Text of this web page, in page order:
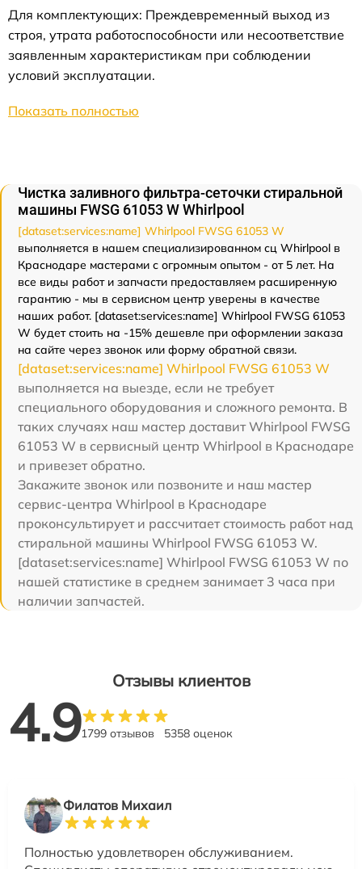
Для комплектующих: Преждевременный выход из
строя, утрата работоспособности или несоответствие
заявленным характеристикам при соблюдении
условий эксплуатации.
Показать полностью
Чистка заливного фильтра-сеточки стиральной
машины FWSG 61053 W Whirlpool
[dataset:services:name] Whirlpool FWSG 61053 W
выполняется в нашем специализированном сц Whirlpool в
Краснодаре мастерами с огромным опытом - от 5 лет. На
все виды работ и запчасти предоставляем расширенную
гарантию - мы в сервисном центр уверены в качестве
наших работ. [dataset:services:name] Whirlpool FWSG 61053
W будет стоить на -15% дешевле при оформлении заказа
на сайте через звонок или форму обратной связи.
[dataset:services:name] Whirlpool FWSG 61053 W
выполняется на выезде, если не требует
специального оборудования и сложного ремонта. В
таких случаях наш мастер доставит Whirlpool FWSG
61053 W в сервисный центр Whirlpool в Краснодаре
и привезет обратно.
Закажите звонок или позвоните и наш мастер
сервис-центра Whirlpool в Краснодаре
проконсультирует и рассчитает стоимость работ над
стиральной машины Whirlpool FWSG 61053 W.
[dataset:services:name] Whirlpool FWSG 61053 W по
нашей статистике в среднем занимает 3 часа при
наличии запчастей.
Отзывы клиентов
4.91799 отзывов 5358 оценок
Филатов Михаил
Полностью удовлетворен обслуживанием.